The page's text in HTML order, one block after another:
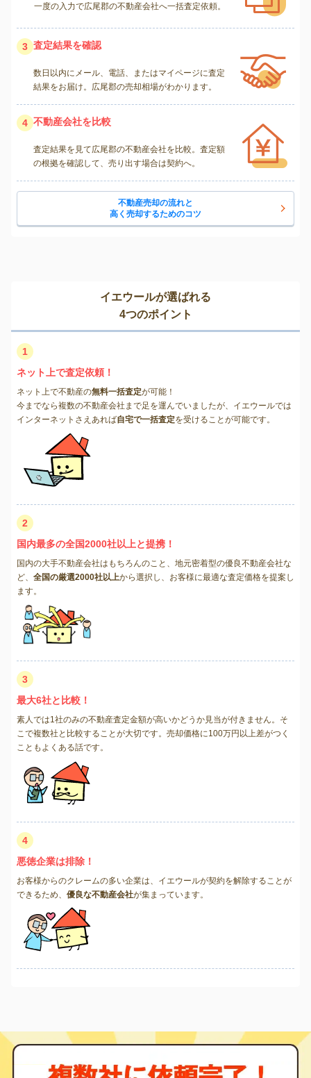
一度の入力で広尾郡の不動産会社へ一括査定依頼。
3 査定結果を確認
数日以内にメール、電話、またはマイページに査定
結果をお届け。広尾郡の売却相場がわかります。
4 不動産会社を比較
査定結果を見て広尾郡の不動産会社を比較。査定額
の根拠を確認して、売り出す場合は契約へ。
不動産売却の流れと
高く売却するためのコツ
イエウールが選ばれる
4つのポイント
1
ネット上で査定依頼！
ネット上で不動産の無料一括査定が可能！
今までなら複数の不動産会社まで足を運んでいましたが、イエウールでは
インターネットさえあれば自宅で一括査定を受けることが可能です。
2
国内最多の全国2000社以上と提携！
国内の大手不動産会社はもちろんのこと、地元密着型の優良不動産会社な
ど、 全国の厳選2000社以上から選択し、お客様に最適な査定価格を提案し
ます。
3
最大6社と比較！
素人では1社のみの不動産査定金額が高いかどうか見当が付きません。そ
こで複数社と比較することが大切です。売却価格に100万円以上差がつく
こともよくある話です。
4
悪徳企業は排除！
お客様からのクレームの多い企業は、イエウールが契約を解除することが
できるため、 優良な不動産会社が集まっています。